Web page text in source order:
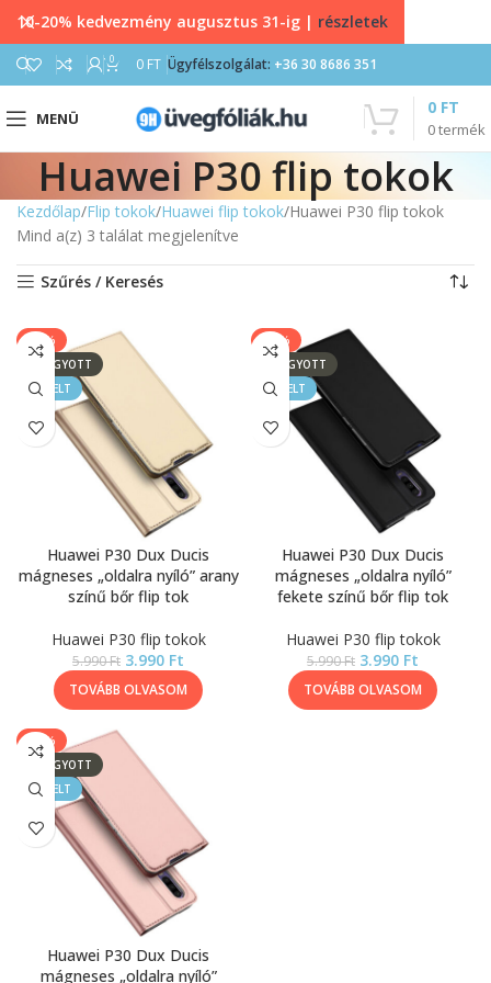
0 0 FT Ügyfélszolgálat: +36 30 8686 351
MENÜ
0termék
0 FT
Huawei P30 flip tokok
Kezdőlap Flip tokok Huawei flip tokok Huawei P30 flip tokok
Mind a(z) 3 találat megjelenítve
Szűrés / Keresés
-33%
ELFOGYOTT
KIEMELT
Huawei P30 Dux Ducis
mágneses „oldalra nyíló” arany
színű bőr flip tok
Huawei P30 flip tokok
5.990Ft 3.990 Ft
TOVÁBB OLVASOM
-33%
ELFOGYOTT
KIEMELT
Huawei P30 Dux Ducis
mágneses „oldalra nyíló”
fekete színű bőr flip tok
Huawei P30 flip tokok
5.990Ft 3.990 Ft
TOVÁBB OLVASOM
-33%
ELFOGYOTT
KIEMELT
Huawei P30 Dux Ducis
mágneses „oldalra nyíló”
10-20% kedvezmény augusztus 31-ig | részletek